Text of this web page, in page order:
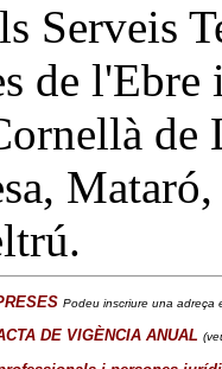
Serveis
de
de
Podeu inscriure una adreça
DE VIGÈNCIA ANUAL